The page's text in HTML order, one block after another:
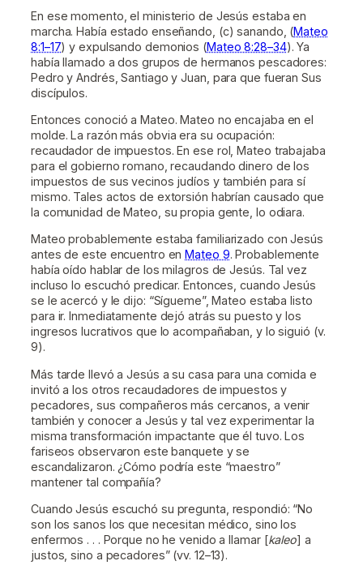
En ese momento, el ministerio de Jesús estaba en
marcha. Había estado enseñando, (c) sanando, (Mateo
8:1–17) y expulsando demonios (Mateo 8:28–34). Ya
había llamado a dos grupos de hermanos pescadores:
Pedro y Andrés, Santiago y Juan, para que fueran Sus
discípulos.
Entonces conoció a Mateo. Mateo no encajaba en el
molde. La razón más obvia era su ocupación:
recaudador de impuestos. En ese rol, Mateo trabajaba
para el gobierno romano, recaudando dinero de los
impuestos de sus vecinos judíos y también para sí
mismo. Tales actos de extorsión habrían causado que
la comunidad de Mateo, su propia gente, lo odiara.
Mateo probablemente estaba familiarizado con Jesús
antes de este encuentro enMateo 9. Probablemente
había oído hablar de los milagros de Jesús. Tal vez
incluso lo escuchó predicar. Entonces, cuando Jesús
se le acercó y le dijo: “Sígueme”, Mateo estaba listo
para ir. Inmediatamente dejó atrás su puesto y los
ingresos lucrativos que lo acompañaban, y lo siguió (v.
9).
Más tarde llevó a Jesús a su casa para una comida e
invitó a los otros recaudadores de impuestos y
pecadores, sus compañeros más cercanos, a venir
también y conocer a Jesús y tal vez experimentar la
misma transformación impactante que él tuvo. Los
fariseos observaron este banquete y se
escandalizaron. ¿Cómo podría este “maestro”
mantener tal compañía?
Cuando Jesús escuchó su pregunta, respondió: “No
son los sanos los que necesitan médico, sino los
enfermos . . . Porque no he venido a llamar [kaleo] a
justos, sino a pecadores” (vv. 12­–13).